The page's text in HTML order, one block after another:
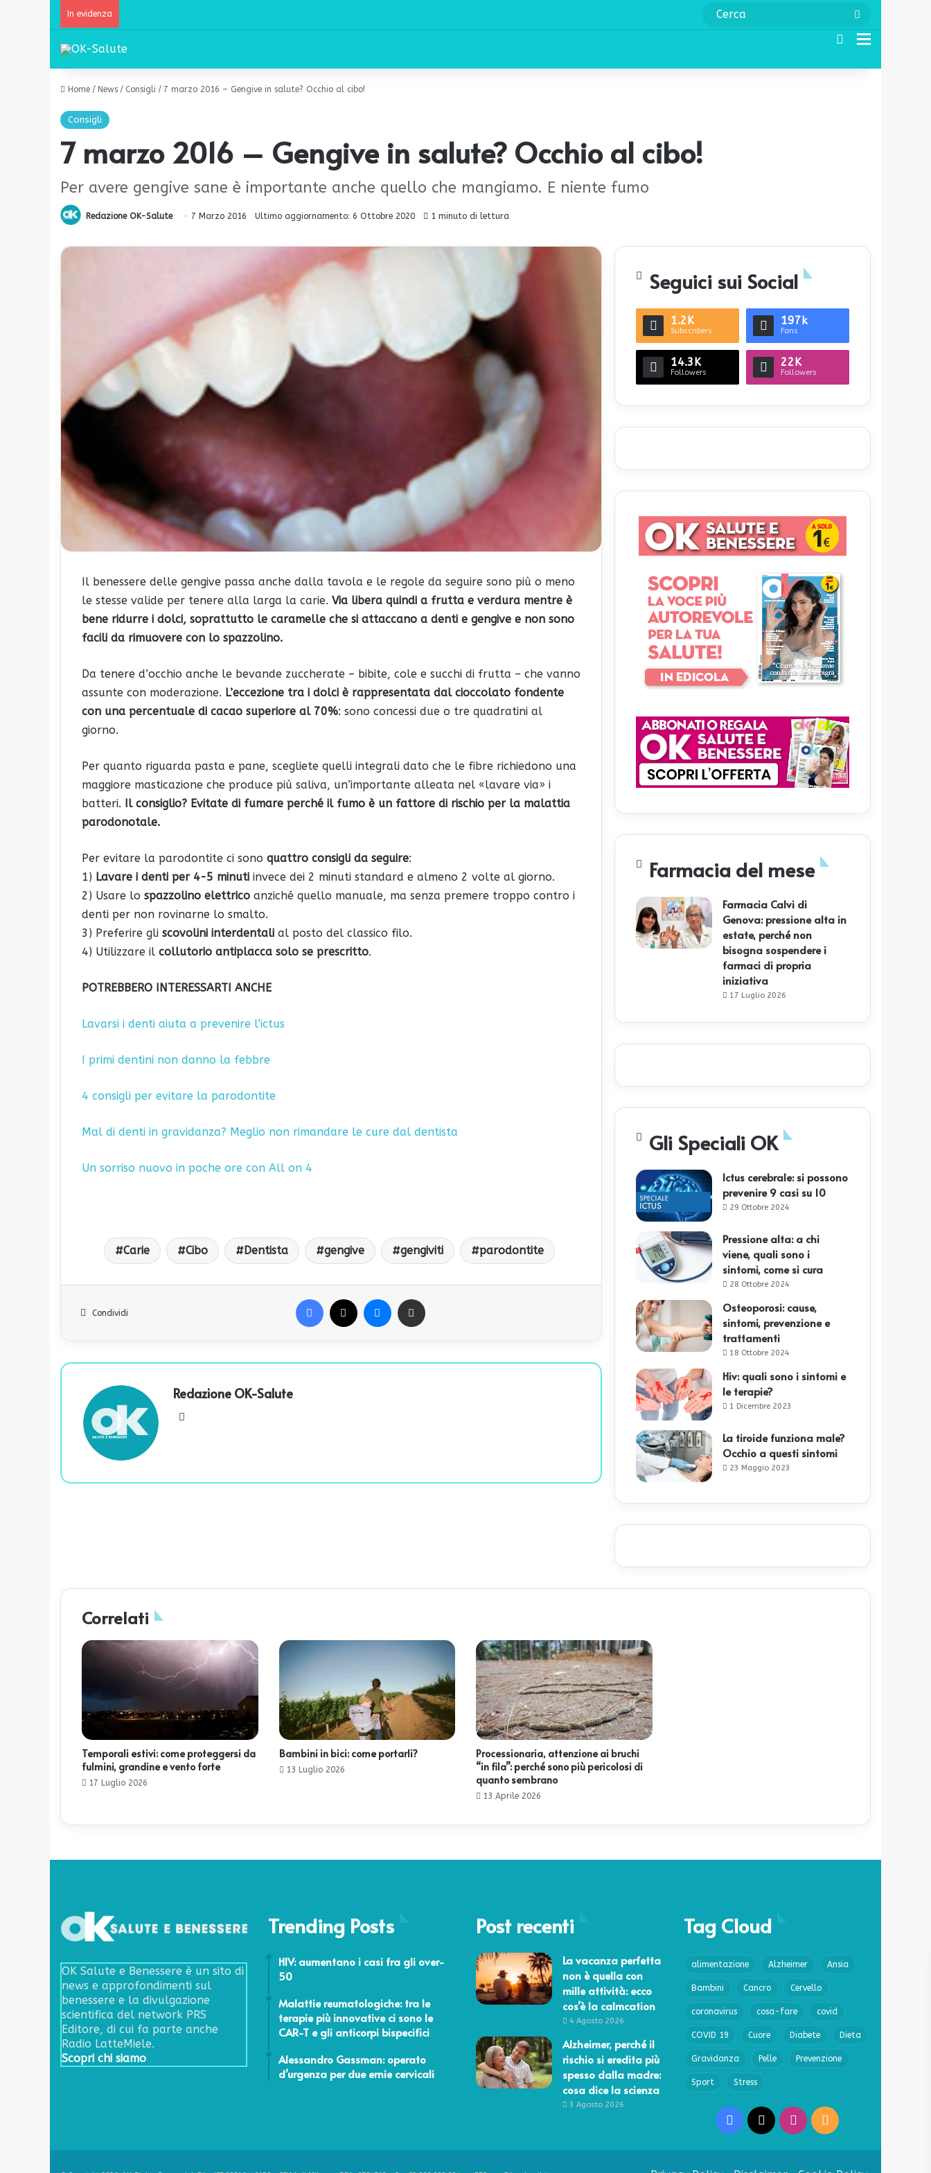
In evidenza
Cerca
Home / News / Consigli / 7 marzo 2016 – Gengive in salute? Occhio al cibo!
Consigli
7 marzo 2016 – Gengive in salute? Occhio al cibo!
Per avere gengive sane è importante anche quello che mangiamo. E niente fumo
Redazione OK-Salute 7 Marzo 2016 Ultimo aggiornamento: 6 Ottobre 2020 1 minuto di lettura
Il benessere delle gengive passa anche dalla tavola e le regole da seguire sono più o meno
le stesse valide per tenere alla larga la carie. Via libera quindi a frutta e verdura mentre è
bene ridurre i dolci, soprattutto le caramelle che si attaccano a denti e gengive e non sono
facili da rimuovere con lo spazzolino.
Da tenere d’occhio anche le bevande zuccherate – bibite, cole e succhi di frutta – che vanno
assunte con moderazione. L’eccezione tra i dolci è rappresentata dal cioccolato fondente
con una percentuale di cacao superiore al 70%: sono concessi due o tre quadratini al
giorno.
Per quanto riguarda pasta e pane, scegliete quelli integrali dato che le fibre richiedono una
maggiore masticazione che produce più saliva, un’importante alleata nel «lavare via» i
batteri. Il consiglio? Evitate di fumare perché il fumo è un fattore di rischio per la malattia
parodonotale.
Per evitare la parodontite ci sono quattro consigli da seguire:
1) Lavare i denti per 4-5 minuti invece dei 2 minuti standard e almeno 2 volte al giorno.
2) Usare lo spazzolino elettrico anziché quello manuale, ma senza premere troppo contro i
denti per non rovinarne lo smalto.
3) Preferire gli scovolini interdentali al posto del classico filo.
4) Utilizzare il collutorio antiplacca solo se prescritto.
POTREBBERO INTERESSARTI ANCHE
Lavarsi i denti aiuta a prevenire l’ictus
I primi dentini non danno la febbre
4 consigli per evitare la parodontite
Mal di denti in gravidanza? Meglio non rimandare le cure dal dentista
Un sorriso nuovo in poche ore con All on 4
Carie Cibo Dentista gengive gengiviti parodontite
Condividi
Redazione OK-Salute
Seguici sui Social
1.2K
Subscribers
197k
Fans
14.3K
Followers
22K
Followers
Farmacia del mese
Farmacia Calvi di
Genova: pressione alta in
estate, perché non
bisogna sospendere i
farmaci di propria
iniziativa
17 Luglio 2026
Gli Speciali OK
Ictus cerebrale: si possono
prevenire 9 casi su 10
29 Ottobre 2024
Pressione alta: a chi
viene, quali sono i
sintomi, come si cura
28 Ottobre 2024
Osteoporosi: cause,
sintomi, prevenzione e
trattamenti
18 Ottobre 2024
Hiv: quali sono i sintomi e
le terapie?
1 Dicembre 2023
La tiroide funziona male?
Occhio a questi sintomi
23 Maggio 2023
Correlati
Temporali estivi: come proteggersi da
fulmini, grandine e vento forte
17 Luglio 2026
Bambini in bici: come portarli?
13 Luglio 2026
Processionaria, attenzione ai bruchi
“in fila”: perché sono più pericolosi di
quanto sembrano
13 Aprile 2026
OK Salute e Benessere è un sito di
news e approfondimenti sul
benessere e la divulgazione
scientifica del network PRS
Editore, di cui fa parte anche
Radio LatteMiele.
Scopri chi siamo
Trending Posts
HIV: aumentano i casi fra gli over-
50
Malattie reumatologiche: tra le
terapie più innovative ci sono le
CAR-T e gli anticorpi bispecifici
Alessandro Gassman: operato
d’urgenza per due ernie cervicali
Post recenti
La vacanza perfetta
non è quella con
mille attività: ecco
cos’è la calmcation
4 Agosto 2026
Alzheimer, perché il
rischio si eredita più
spesso dalla madre:
cosa dice la scienza
3 Agosto 2026
Tag Cloud
alimentazione Alzheimer Ansia
Bambini Cancro Cervello
coronavirus cosa-fare covid
COVID 19 Cuore Diabete Dieta
Gravidanza Pelle Prevenzione
Sport Stress
Facebook Instagram
RSS